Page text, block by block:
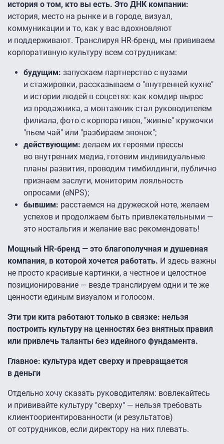
история о том, кто вы есть. Это ДНК компании:
история, место на рынке и в городе, визуал,
коммуникации и то, как у вас вдохновляют
и поддерживают. Транслируя HR-бренд, мы прививаем
корпоративную культуру всем сотрудникам:
будущим: запускаем партнерство с вузами
и стажировки, рассказываем о "внутренней кухне"
и истории людей в соцсетях: как комдир вырос
из продажника, а монтажник стал руководителем
филиала, фото с корпоративов, "живые" кружочки
"пьем чай" или "разбираем звонок";
действующим: делаем их героями прессы
во внутренних медиа, готовим индивидуальные
планы развития, проводим тимбилдинги, публично
признаем заслуги, мониторим лояльность
опросами (eNPS);
бывшим: расстаемся на дружеской ноте, желаем
успехов и продолжаем быть привлекательными —
это ностальгия и желание вас рекомендовать!
Мощный HR-бренд — это благополучная и душевная
компания, в которой хочется работать. И здесь важны
не просто красивые картинки, а честное и целостное
позиционирование — везде транслируем одни и те же
ценности единым визуалом и голосом.
Эти три кита работают только в связке: нельзя
построить культуру на ценностях без внятных правил
или привлечь таланты без идейного фундамента.
Главное: культура идет сверху и превращается
в деньги
Отдельно хочу сказать руководителям: вовлекайтесь
и прививайте культуру "сверху" — нельзя требовать
клиентоориентированности (и результатов)
от сотрудников, если директору на них плевать.